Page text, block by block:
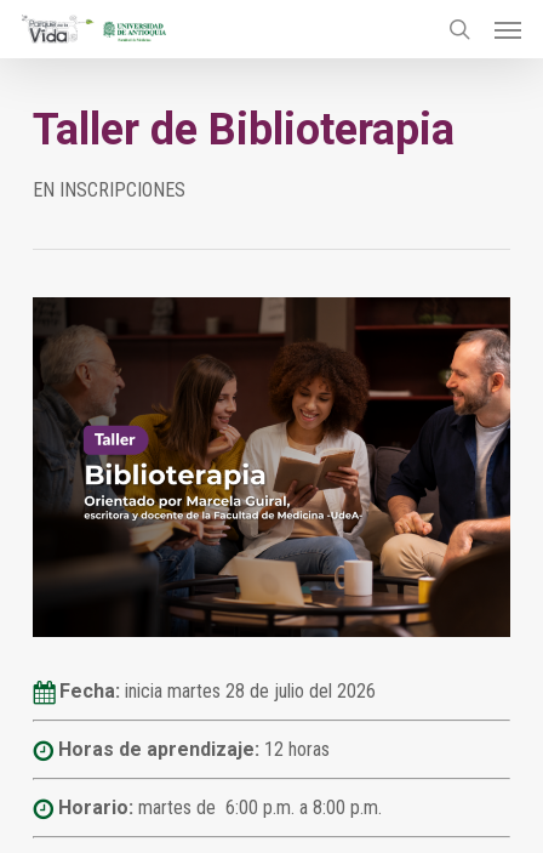
Skip
content
search
Taller de Biblioterapia
EN INSCRIPCIONES
Fecha: inicia martes 28 de julio del 2026
Horas de aprendizaje: 12 horas
Horario: martes de 6:00 p.m. a 8:00 p.m.